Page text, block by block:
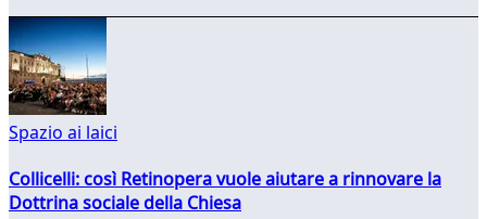
Spazio ai laici
Collicelli: così Retinopera vuole aiutare a rinnovare la
Dottrina sociale della Chiesa